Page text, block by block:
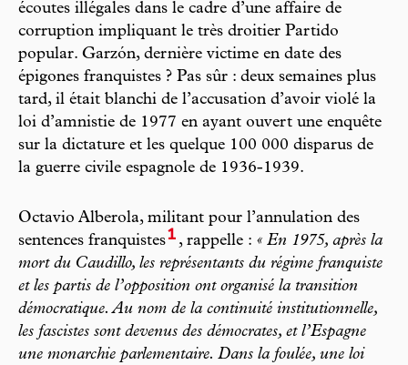
écoutes illégales dans le cadre d’une affaire de
corruption impliquant le très droitier Partido
popular. Garzón, dernière victime en date des
épigones franquistes ? Pas sûr : deux semaines plus
tard, il était blanchi de l’accusation d’avoir violé la
loi d’amnistie de 1977 en ayant ouvert une enquête
sur la dictature et les quelque 100 000 disparus de
la guerre civile espagnole de 1936-1939.
Octavio Alberola, militant pour l’annulation des
sentences franquistes1 , rappelle : « En 1975, après la
mort du Caudillo, les représentants du régime franquiste
et les partis de l’opposition ont organisé la transition
démocratique. Au nom de la continuité institutionnelle,
les fascistes sont devenus des démocrates, et l’Espagne
une monarchie parlementaire. Dans la foulée, une loi